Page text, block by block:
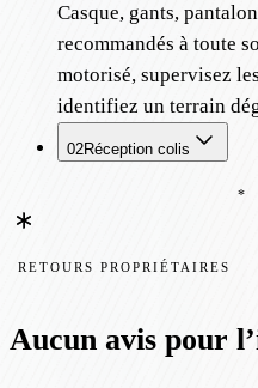
Casque, gants,
recommandés à toute
motorisé, supervisez
identifiez un terrain
02Réception colis
*
RETOURS PROPRIÉTAIRES
Aucun avis pour